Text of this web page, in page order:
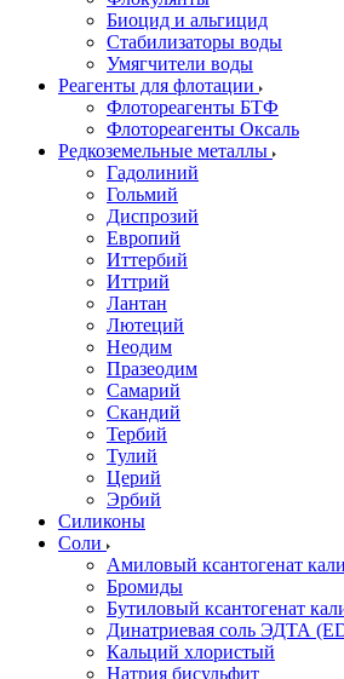
Биоцид и альгицид
Стабилизаторы воды
Умягчители воды
Реагенты для флотации
Флотореагенты БТФ
Флотореагенты Оксаль
Редкоземельные металлы
Гадолиний
Гольмий
Диспрозий
Европий
Иттербий
Иттрий
Лантан
Лютеций
Неодим
Празеодим
Самарий
Скандий
Тербий
Тулий
Церий
Эрбий
Силиконы
Соли
Амиловый ксантогенат
Бромиды
Бутиловый ксантогенат
Динатриевая соль ЭДТА
Кальций хлористый
Натрия бисульфит